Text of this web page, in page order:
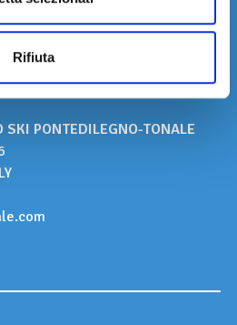
Rifiuta
SKI PONTEDILEGNO-TONALE